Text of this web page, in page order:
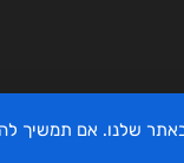
באתר שלנו. אם